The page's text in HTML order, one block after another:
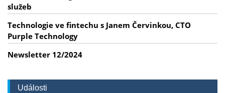
služeb
Technologie ve fintechu s Janem Červinkou, CTO
Purple Technology
Newsletter 12/2024
Události